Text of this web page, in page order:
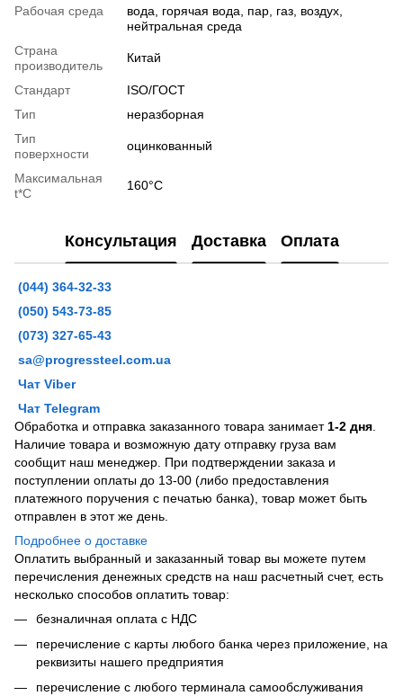
Рабочая среда
вода, горячая вода, пар, газ, воздух,
нейтральная среда
Страна
производитель
Китай
Стандарт
ISO/ГОСТ
Тип
неразборная
Тип
поверхности
оцинкованный
Максимальная
t*C
160°С
Консультация Доставка Оплата
(044) 364-32-33
(050) 543-73-85
(073) 327-65-43
sa@progressteel.com.ua
Чат Viber
Чат Telegram
Обработка и отправка заказанного товара занимает 1-2 дня
Наличие товара и возможную дату отправку груза вам
сообщит наш менеджер. При подтверждении заказа и
поступлении оплаты до 13-00 (либо предоставления
платежного поручения с печатью банка), товар может быть
отправлен в этот же день.
Подробнее о доставке
Оплатить выбранный и заказанный товар вы можете путем
перечисления денежных средств на наш расчетный счет, есть
несколько способов оплатить товар:
безналичная оплата с НДС
перечисление с карты любого банка через приложение, на
реквизиты нашего предприятия
перечисление с любого терминала самообслуживания